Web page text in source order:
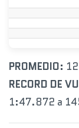
PROMEDIO:
RECORD DE
1:47.872 a